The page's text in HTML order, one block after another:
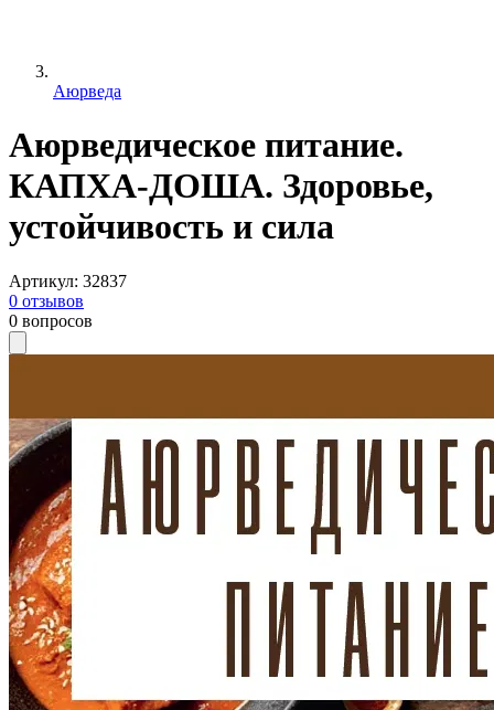
Аюрведа
Аюрведическое питание.
КАПХА-ДОША. Здоровье,
устойчивость и сила
Артикул: 32837
0 отзывов
0 вопросов